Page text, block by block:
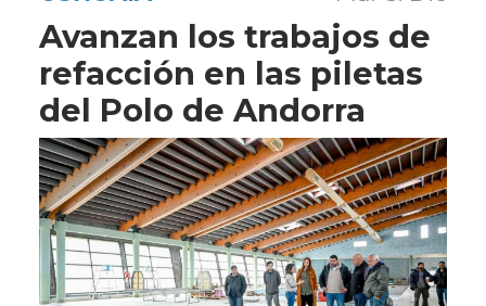
Avanzan los trabajos de
refacción en las piletas
del Polo de Andorra